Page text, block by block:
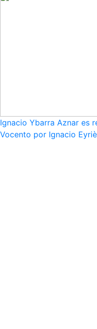
Ignacio Ybarra Aznar es
Vocento por Ignacio